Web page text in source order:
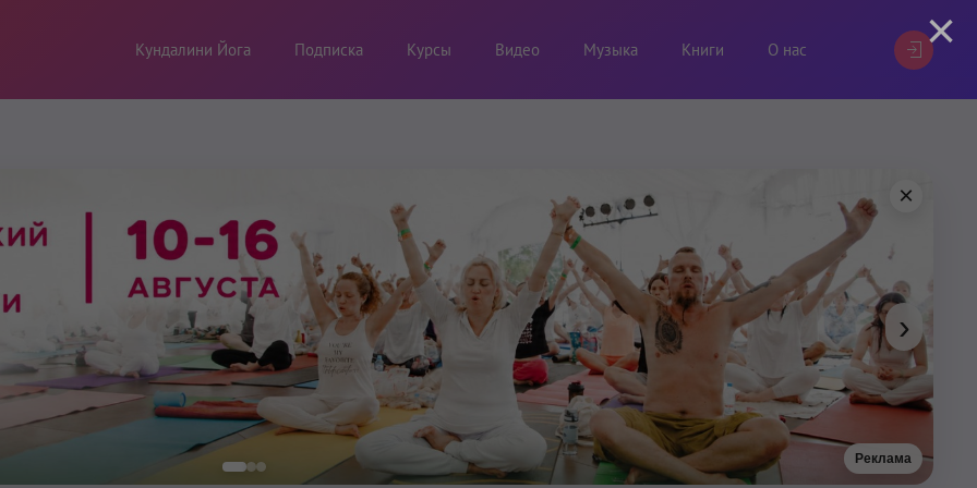
Кундалини Йога Подписка Курсы Видео Музыка Книги О нас
Реклама
×
›
×